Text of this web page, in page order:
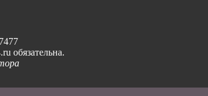
обязательна.